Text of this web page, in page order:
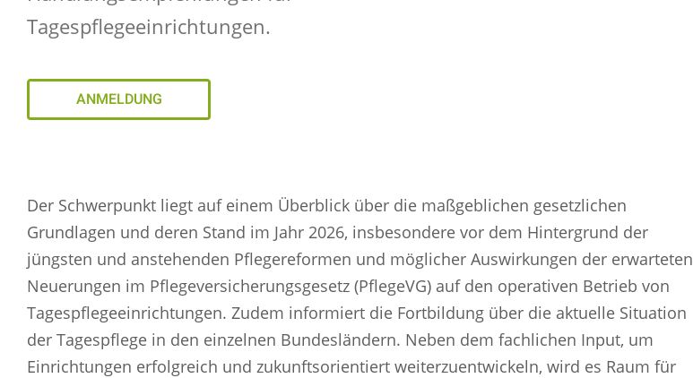
Tagespflegeeinrichtungen.
ANMELDUNG
Der Schwerpunkt liegt auf einem Überblick über die maßgeblichen gesetzlichen
Grundlagen und deren Stand im Jahr 2026, insbesondere vor dem Hintergrund der
jüngsten und anstehenden Pflegereformen und möglicher Auswirkungen der erwarteten
Neuerungen im Pflegeversicherungsgesetz (PflegeVG) auf den operativen Betrieb von
Tagespflegeeinrichtungen. Zudem informiert die Fortbildung über die aktuelle Situation
der Tagespflege in den einzelnen Bundesländern. Neben dem fachlichen Input, um
Einrichtungen erfolgreich und zukunftsorientiert weiterzuentwickeln, wird es Raum für